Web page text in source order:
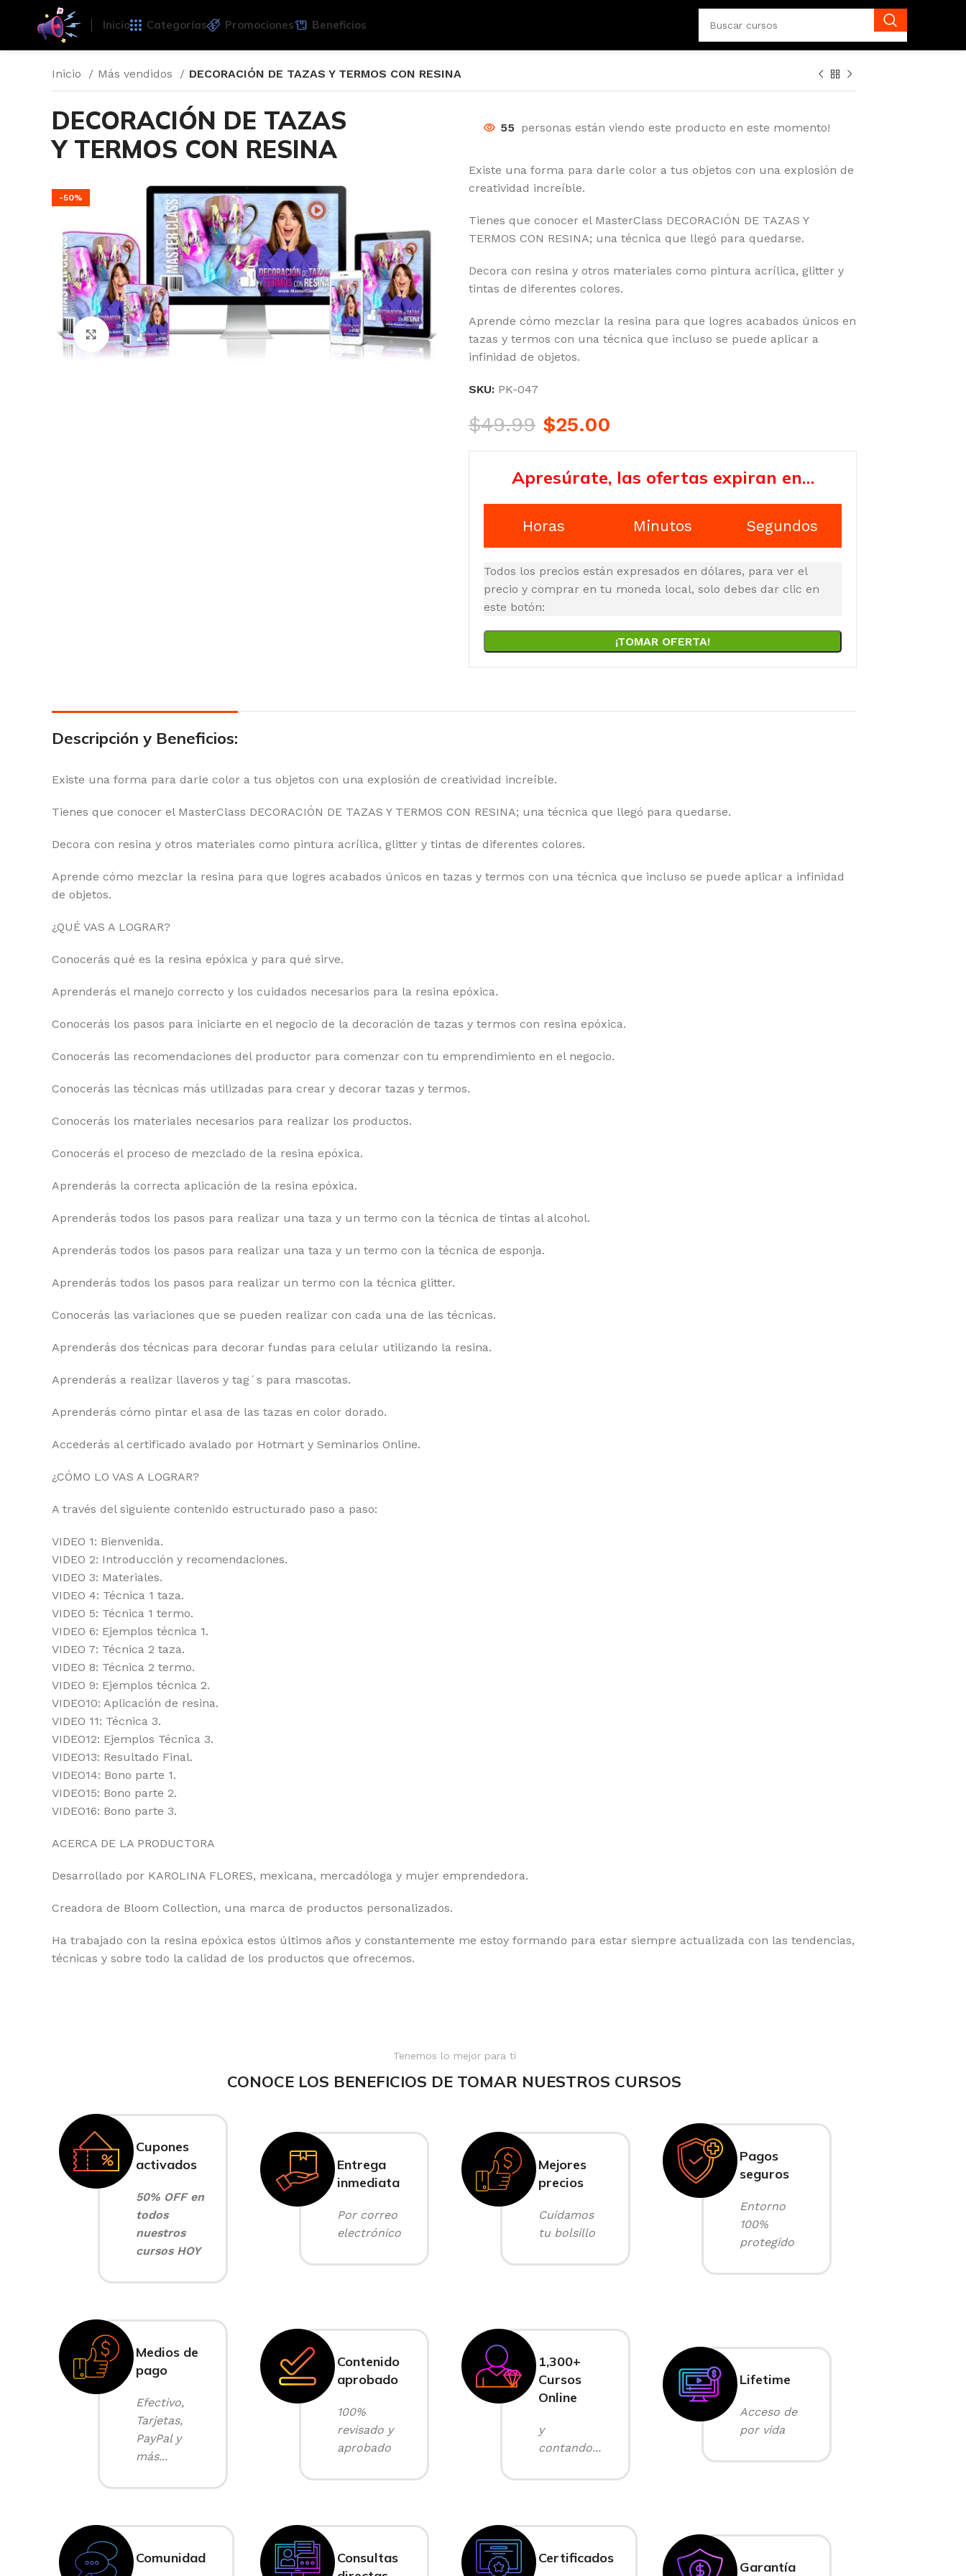
Inicio Categorías Promociones Beneficios
Inicio Más vendidos DECORACIÓN DE TAZAS Y TERMOS CON RESINA
DECORACIÓN DE TAZAS
Y TERMOS CON RESINA
-50%
Click para agrandar
55 personas están viendo este producto en este momento!
Existe una forma para darle color a tus objetos con una explosión de
creatividad increíble.
Tienes que conocer el MasterClass DECORACIÓN DE TAZAS Y
TERMOS CON RESINA; una técnica que llegó para quedarse.
Decora con resina y otros materiales como pintura acrílica, glitter y
tintas de diferentes colores.
Aprende cómo mezclar la resina para que logres acabados únicos en
tazas y termos con una técnica que incluso se puede aplicar a
infinidad de objetos.
SKU: PK-047
$49.99 $25.00
Apresúrate, las ofertas expiran en…
Horas Minutos Segundos
Todos los precios están expresados en dólares, para ver el
precio y comprar en tu moneda local, solo debes dar clic en
este botón:
¡TOMAR OFERTA!
Descripción y Beneficios:
Existe una forma para darle color a tus objetos con una explosión de creatividad increíble.
Tienes que conocer el MasterClass DECORACIÓN DE TAZAS Y TERMOS CON RESINA; una técnica que llegó para quedarse.
Decora con resina y otros materiales como pintura acrílica, glitter y tintas de diferentes colores.
Aprende cómo mezclar la resina para que logres acabados únicos en tazas y termos con una técnica que incluso se puede aplicar a infinidad
de objetos.
¿QUÉ VAS A LOGRAR?
Conocerás qué es la resina epóxica y para qué sirve.
Aprenderás el manejo correcto y los cuidados necesarios para la resina epóxica.
Conocerás los pasos para iniciarte en el negocio de la decoración de tazas y termos con resina epóxica.
Conocerás las recomendaciones del productor para comenzar con tu emprendimiento en el negocio.
Conocerás las técnicas más utilizadas para crear y decorar tazas y termos.
Conocerás los materiales necesarios para realizar los productos.
Conocerás el proceso de mezclado de la resina epóxica.
Aprenderás la correcta aplicación de la resina epóxica.
Aprenderás todos los pasos para realizar una taza y un termo con la técnica de tintas al alcohol.
Aprenderás todos los pasos para realizar una taza y un termo con la técnica de esponja.
Aprenderás todos los pasos para realizar un termo con la técnica glitter.
Conocerás las variaciones que se pueden realizar con cada una de las técnicas.
Aprenderás dos técnicas para decorar fundas para celular utilizando la resina.
Aprenderás a realizar llaveros y tag´s para mascotas.
Aprenderás cómo pintar el asa de las tazas en color dorado.
Accederás al certificado avalado por Hotmart y Seminarios Online.
¿CÓMO LO VAS A LOGRAR?
A través del siguiente contenido estructurado paso a paso:
VIDEO 1: Bienvenida.
VIDEO 2: Introducción y recomendaciones.
VIDEO 3: Materiales.
VIDEO 4: Técnica 1 taza.
VIDEO 5: Técnica 1 termo.
VIDEO 6: Ejemplos técnica 1.
VIDEO 7: Técnica 2 taza.
VIDEO 8: Técnica 2 termo.
VIDEO 9: Ejemplos técnica 2.
VIDEO10: Aplicación de resina.
VIDEO 11: Técnica 3.
VIDEO12: Ejemplos Técnica 3.
VIDEO13: Resultado Final.
VIDEO14: Bono parte 1.
VIDEO15: Bono parte 2.
VIDEO16: Bono parte 3.
ACERCA DE LA PRODUCTORA
Desarrollado por KAROLINA FLORES, mexicana, mercadóloga y mujer emprendedora.
Creadora de Bloom Collection, una marca de productos personalizados.
Ha trabajado con la resina epóxica estos últimos años y constantemente me estoy formando para estar siempre actualizada con las tendencias,
técnicas y sobre todo la calidad de los productos que ofrecemos.
Tenemos lo mejor para ti
CONOCE LOS BENEFICIOS DE TOMAR NUESTROS CURSOS
Cupones
activados
50% OFF en
todos
nuestros
cursos HOY
Entrega
inmediata
Por correo
electrónico
Mejores
precios
Cuidamos
tu bolsillo
Pagos
seguros
Entorno
100%
protegido
Medios de
pago
Efectivo,
Tarjetas,
PayPal y
más...
Contenido
aprobado
100%
revisado y
aprobado
1,300+
Cursos
Online
y
contando...
Lifetime
Acceso de
por vida
Comunidad
Consultas
Certificados
Garantía